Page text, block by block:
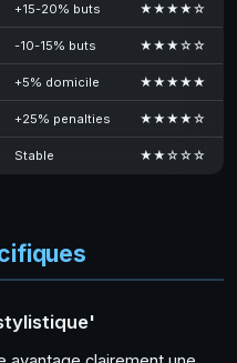
+15-20% buts ★★★★☆
-10-15% buts ★★★☆☆
+5% domicile ★★★★★
+25% penalties ★★★★☆
Stable ★★☆☆☆